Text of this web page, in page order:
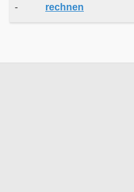
- rechnen